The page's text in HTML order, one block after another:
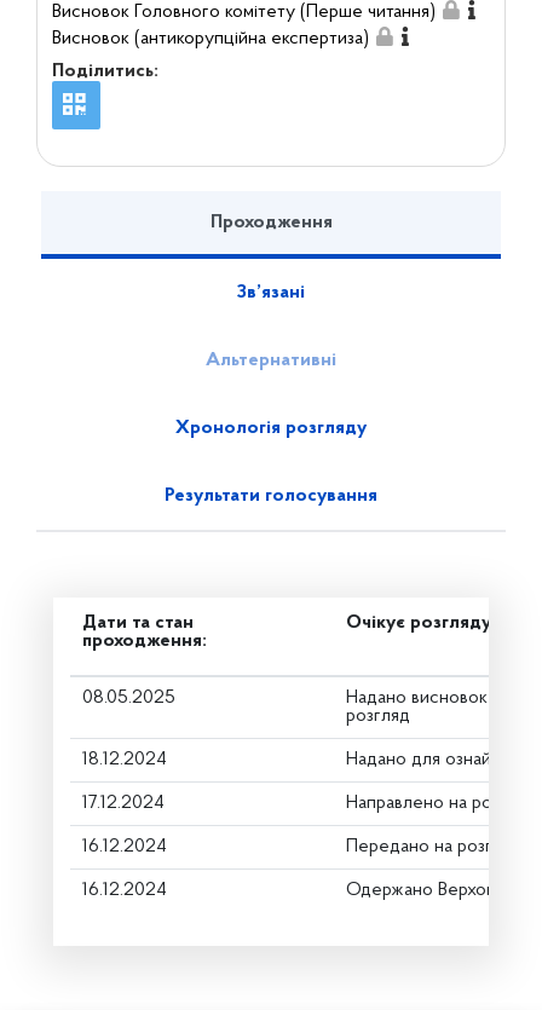
Висновок Головного комітету (Перше читання)
Висновок (антикорупційна експертиза)
Поділитись:
Проходження
Зв’язані
Альтернативні
Хронологія розгляду
Результати голосування
Дати та стан
проходження:
Очікує розгляду
08.05.2025
Надано висновок
розгляд
18.12.2024 Надано для
17.12.2024 Направлено на розгляд
16.12.2024 Передано на розгляд
16.12.2024 Одержано Верховною